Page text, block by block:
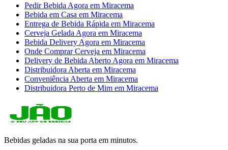
Pedir Bebida Agora em Miracema
Bebida em Casa em Miracema
Entrega de Bebida Rápida em Miracema
Cerveja Gelada Agora em Miracema
Bebida Delivery Agora em Miracema
Onde Comprar Cerveja em Miracema
Delivery de Bebida Aberto Agora em Miracema
Distribuidora Aberta em Miracema
Conveniência Aberta em Miracema
Distribuidora Perto de Mim em Miracema
Bebidas geladas na sua porta em minutos.